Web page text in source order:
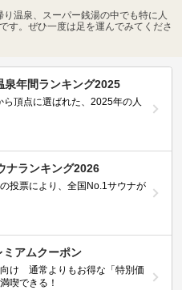
温泉、スーパー銭湯の中でも特に人
す。ぜひ一度は足を運んでみてくださ
泉年間ランキング2025
頂点に選ばれた、2025年の人
ナランキング2026
投票により、全国No.1サウナが
アムクーポン
け 通常よりもお得な「特別価
喫できる！